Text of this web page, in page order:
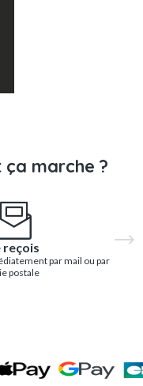
ça marche ?
reçois
par mail ou par
postale